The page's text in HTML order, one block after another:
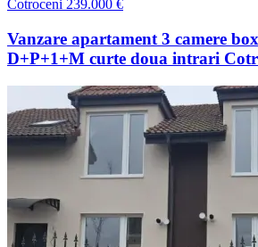
Cotroceni 239.000 €
Vanzare apartament 3 camere
D+P+1+M curte doua intrari